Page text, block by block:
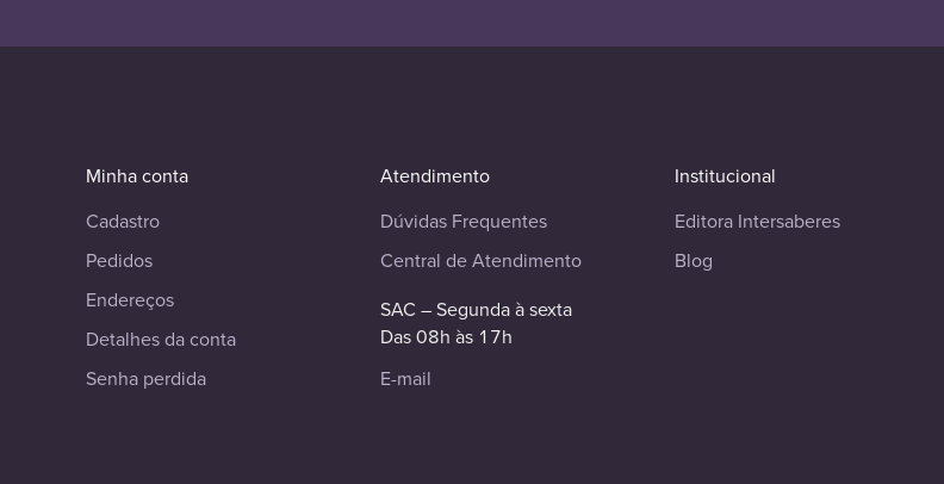
Minha conta
Cadastro
Pedidos
Endereços
Detalhes da conta
Senha perdida
Atendimento
Dúvidas Frequentes
Central de Atendimento
SAC – Segunda à sexta
Das 08h às 17h
E-mail
Institucional
Editora Intersaberes
Blog